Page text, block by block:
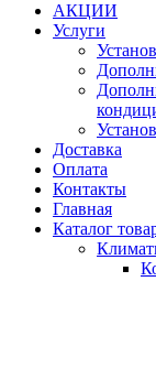
АКЦИИ
Услуги
Доставка
Оплата
Контакты
Главная
Каталог